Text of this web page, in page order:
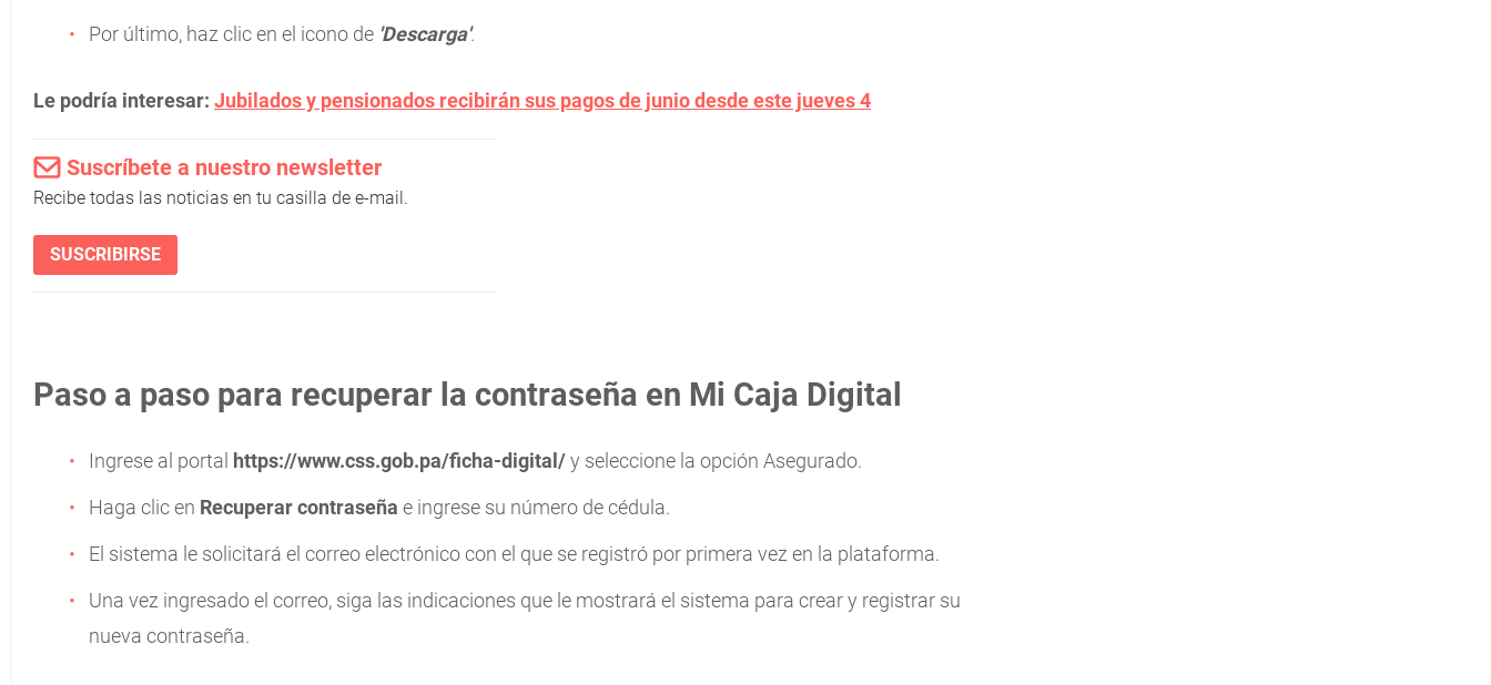
Por último, haz clic en el icono de 'Descarga'.
Le podría interesar: Jubilados y pensionados recibirán sus pagos de junio desde este jueves 4
Suscríbete a nuestro newsletter
Recibe todas las noticias en tu casilla de e-mail.
SUSCRIBIRSE
Paso a paso para recuperar la contraseña en Mi Caja Digital
Ingrese al portal https://www.css.gob.pa/ficha-digital/y seleccione la opción Asegurado.
Haga clic en Recuperar contraseña e ingrese su número de cédula.
El sistema le solicitará el correo electrónico con el que se registró por primera vez en la plataforma.
Una vez ingresado el correo, siga las indicaciones que le mostrará el sistema para crear y registrar su
nueva contraseña.